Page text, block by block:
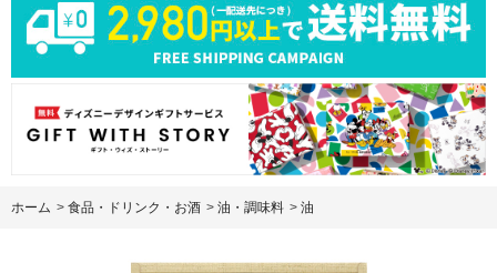
ホーム > 食品・ドリンク・お酒 > 油・調味料 > 油